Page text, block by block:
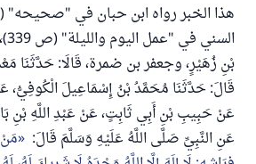
بْنِ زُهَيْرٍ، وجعفر بن ضمرة، قَالَا: حَدَّثَنَا
قَالَ: حَدَّثَنَا مُحَمَّدُ بْنُ إِسْمَاعِيلَ الْكُوفِيُّ،
عَنْ حَبِيبِ بْنِ أَبِي ثَابِتٍ، عَنْ عَبْدِ اللَّهِ بْنِ
عَنِ النَّبِيِّ صَلَّى اللَّهُ عَلَيْهِ وَسَلَّمَ قَالَ: